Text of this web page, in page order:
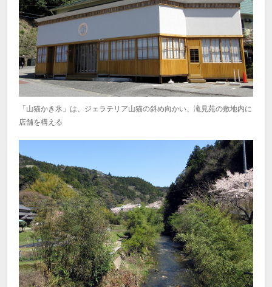
「山猫かき氷」は、ジェラテリア山猫の斜め向かい、滝見苑の敷地内に
店舗を構える